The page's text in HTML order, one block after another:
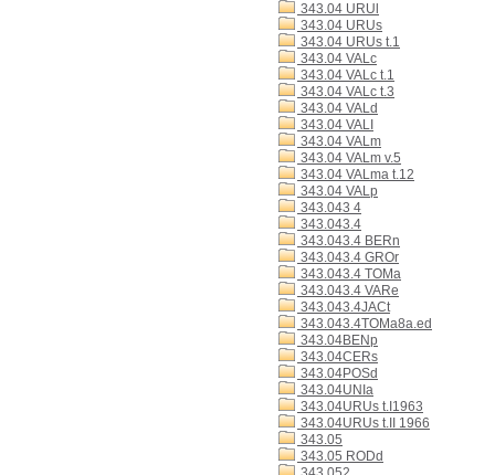
343.04 URUl
343.04 URUs
343.04 URUs t.1
343.04 VALc
343.04 VALc t.1
343.04 VALc t.3
343.04 VALd
343.04 VALI
343.04 VALm
343.04 VALm v.5
343.04 VALma t.12
343.04 VALp
343.043 4
343.043.4
343.043.4 BERn
343.043.4 GROr
343.043.4 TOMa
343.043.4 VARe
343.043.4JACt
343.043.4TOMa8a.ed
343.04BENp
343.04CERs
343.04POSd
343.04UNIa
343.04URUs t.I1963
343.04URUs t.II 1966
343.05
343.05 RODd